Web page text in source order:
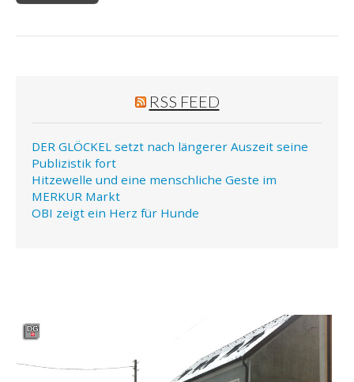
RSS FEED
DER GLÖCKEL setzt nach längerer Auszeit seine
Publizistik fort
Hitzewelle und eine menschliche Geste im
MERKUR Markt
OBI zeigt ein Herz für Hunde